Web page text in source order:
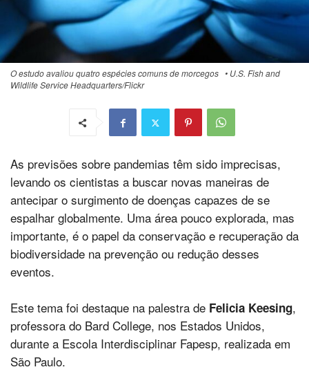
O estudo avaliou quatro espécies comuns de morcegos • U.S. Fish and
Wildlife Service Headquarters/Flickr
As previsões sobre pandemias têm sido imprecisas,
levando os cientistas a buscar novas maneiras de
antecipar o surgimento de doenças capazes de se
espalhar globalmente. Uma área pouco explorada, mas
importante, é o papel da conservação e recuperação da
biodiversidade na prevenção ou redução desses
eventos.
Este tema foi destaque na palestra de Felicia Keesing,
professora do Bard College, nos Estados Unidos,
durante a Escola Interdisciplinar Fapesp, realizada em
São Paulo.